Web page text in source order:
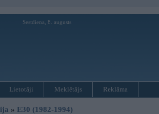
Sestdiena, 8. augusts
Lietotāji Meklētājs Reklāma
» E30 (1982-1994)